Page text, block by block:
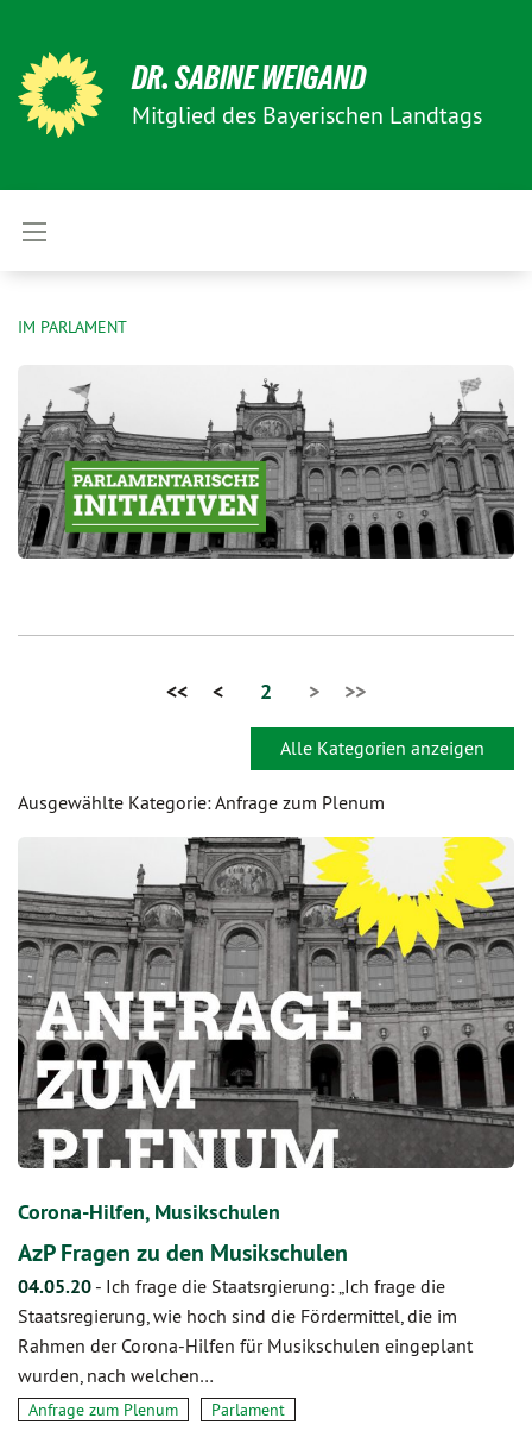
DR. SABINE WEIGAND
Mitglied des Bayerischen Landtags
IM PARLAMENT
<< < 2 > >>
Alle Kategorien anzeigen
Ausgewählte Kategorie: Anfrage zum Plenum
Corona-Hilfen, Musikschulen
AzP Fragen zu den Musikschulen
04.05.20 - Ich frage die Staatsrgierung: „Ich frage die
Staatsregierung, wie hoch sind die Fördermittel, die im
Rahmen der Corona-Hilfen für Musikschulen eingeplant
wurden, nach welchen…
Anfrage zum Plenum Parlament